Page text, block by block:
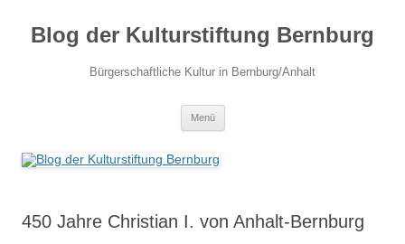
springen
Blog der Kulturstiftung Bernburg
Bürgerschaftliche Kultur in Bernburg/Anhalt
Menü
450 Jahre Christian I. von Anhalt-Bernburg